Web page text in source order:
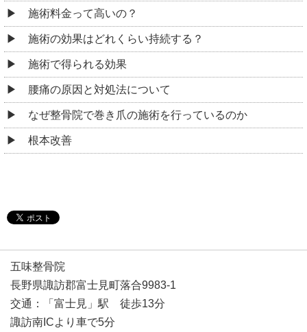
施術料金って高いの？
施術の効果はどれくらい持続する？
施術で得られる効果
腰痛の原因と対処法について
なぜ整骨院で巻き爪の施術を行っているのか
根本改善
五味整骨院
長野県諏訪郡富士見町落合9983-1
交通：「富士見」駅 徒歩13分
諏訪南ICより車で5分